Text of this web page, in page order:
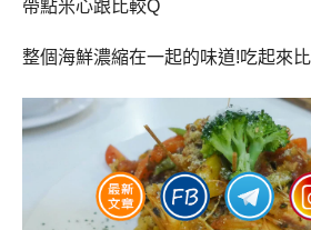
帶點米心跟比較Q
整個海鮮濃縮在一起的味道!吃起來